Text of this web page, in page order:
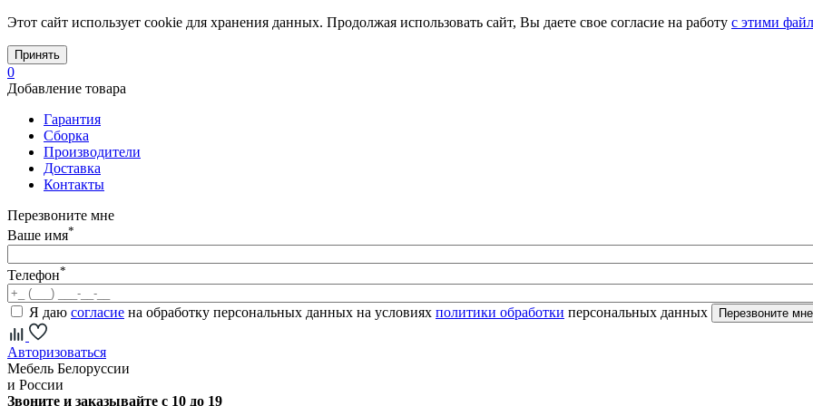
Этот сайт использует cookie для хранения данных. Продолжая использовать сайт, Вы даете свое согласие на работу с этими
Принять
0
Добавление товара
Гарантия
Сборка
Производители
Доставка
Контакты
Перезвоните мне
Ваше имя*
Телефон*
Я даю согласие на обработку персональных данных на условиях политики обработки персональных данных
Авторизоваться
Мебель Белоруссии
и России
Звоните и заказывайте с 10 до 19